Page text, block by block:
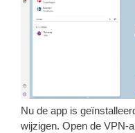
Nu de app is
wijzigen. Open de VPN-